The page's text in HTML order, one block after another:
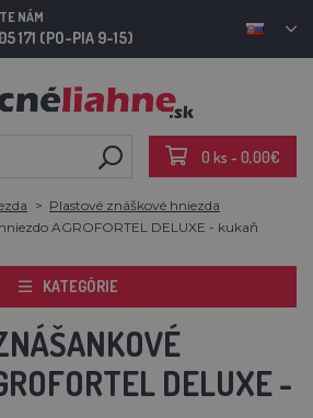
NÁM
171 (PO-PIA 9-15)
0 ks - 0,00€
Plastové znáškové hniezda
AGROFORTEL DELUXE - kukaň
KATEGÓRIE
DELUXE -